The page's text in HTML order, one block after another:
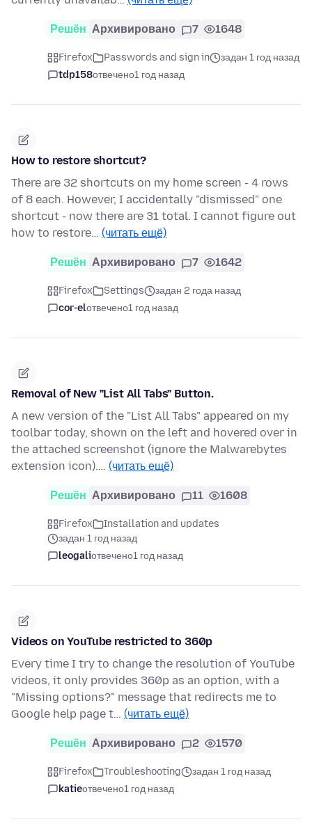
Решён Архивировано 7 1648
Firefox Passwords and sign in
задан 1 год назад
tdp158отвечено1 год назад
How to restore shortcut?
There are 32 shortcuts on my home screen - 4 rows
of 8 each. However, I accidentally "dismissed" one
shortcut - now there are 31 total. I cannot figure out
how to restore… (читать ещё)
Решён Архивировано 7 1642
Firefox Settings
задан 2 года назад
cor-elотвечено1 год назад
Removal of New "List All Tabs" Button.
A new version of the "List All Tabs" appeared on my
toolbar today, shown on the left and hovered over in
the attached screenshot (ignore the Malwarebytes
extension icon).… (читать ещё)
Решён Архивировано 11 1608
Firefox
Installation and updates
задан 1 год назад
leogaliотвечено1 год назад
Videos on YouTube restricted to 360p
Every time I try to change the resolution of YouTube
videos, it only provides 360p as an option, with a
"Missing options?" message that redirects me to
Google help page t… (читать ещё)
Решён Архивировано 2 1570
Firefox Troubleshooting
задан 1 год назад
katieотвечено1 год назад